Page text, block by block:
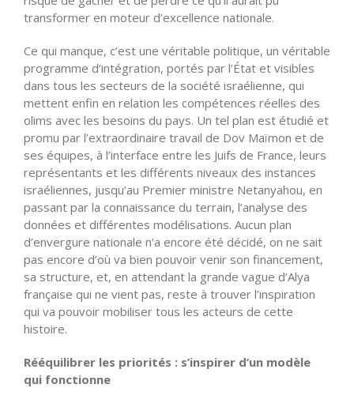
transformer en moteur d’excellence nationale.
Ce qui manque, c’est une véritable politique, un véritable
programme d’intégration, portés par l’État et visibles
dans tous les secteurs de la société israélienne, qui
mettent enfin en relation les compétences réelles des
olims avec les besoins du pays. Un tel plan est étudié et
promu par l’extraordinaire travail de Dov Maïmon et de
ses équipes, à l’interface entre les Juifs de France, leurs
représentants et les différents niveaux des instances
israéliennes, jusqu’au Premier ministre Netanyahou, en
passant par la connaissance du terrain, l’analyse des
données et différentes modélisations. Aucun plan
d’envergure nationale n’a encore été décidé, on ne sait
pas encore d’où va bien pouvoir venir son financement,
sa structure, et, en attendant la grande vague d’Alya
française qui ne vient pas, reste à trouver l’inspiration
qui va pouvoir mobiliser tous les acteurs de cette
histoire.
Rééquilibrer les priorités : s’inspirer d’un modèle
qui fonctionne